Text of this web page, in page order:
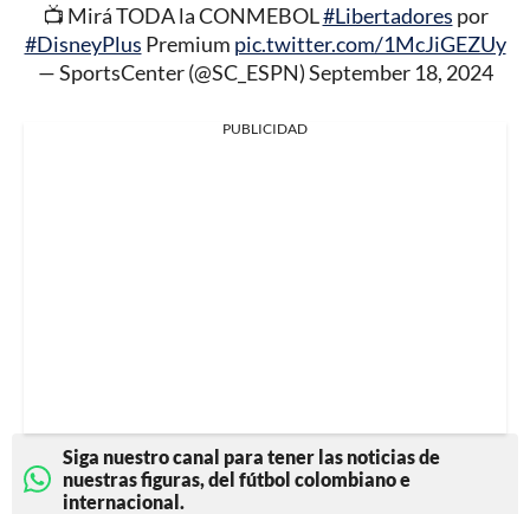
📺 Mirá TODA la CONMEBOL#Libertadores por
#DisneyPlus Premium pic.twitter.com/1McJiGEZUy
— SportsCenter (@SC_ESPN)September 18, 2024
PUBLICIDAD
Siga nuestro canal para tener las noticias de
nuestras figuras, del fútbol colombiano e
internacional.